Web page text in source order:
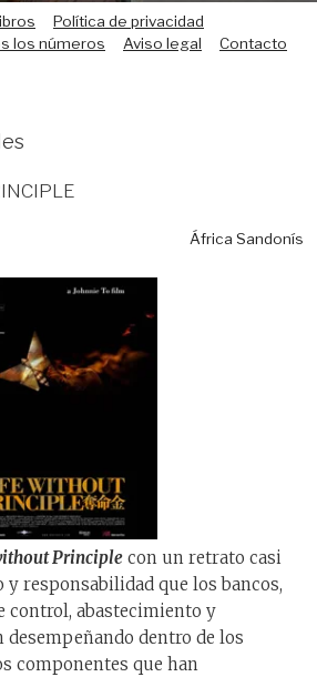
Política de privacidad
los números Aviso legal Contacto
África Sandonís
Principle con un retrato casi
responsabilidad que los bancos,
control, abastecimiento y
dentro de los
componentes que han